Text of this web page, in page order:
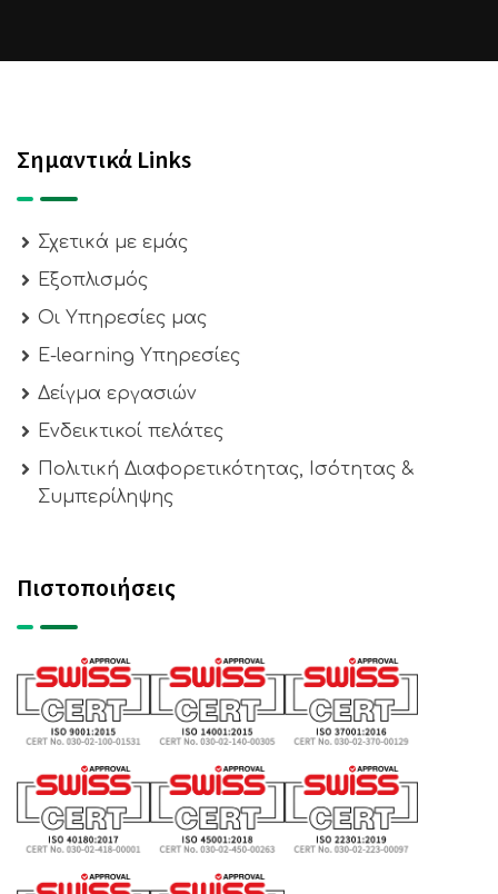
Σημαντικά Links
Σχετικά με εμάς
Εξοπλισμός
Οι Υπηρεσίες μας
E-learning Υπηρεσίες
Δείγμα εργασιών
Ενδεικτικοί πελάτες
Πολιτική Διαφορετικότητας, Ισότητας &
Συμπερίληψης
Πιστοποιήσεις